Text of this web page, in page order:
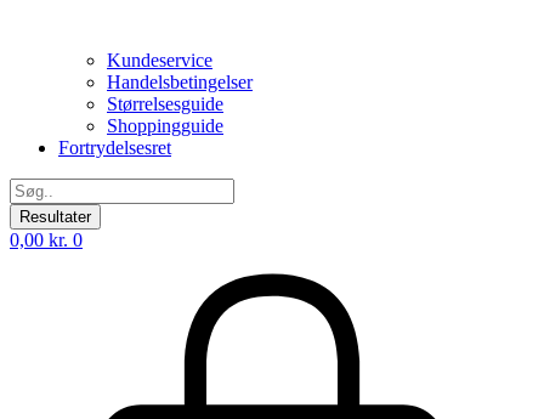
Kundeservice
Handelsbetingelser
Størrelsesguide
Shoppingguide
Fortrydelsesret
Search
...Resultater
0,00 kr. 0